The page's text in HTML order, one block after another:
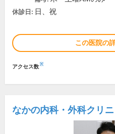
休診日: 日、祝
この医院の
アクセス数※
なかの内科・外科クリ